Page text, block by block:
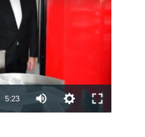
available
5:23